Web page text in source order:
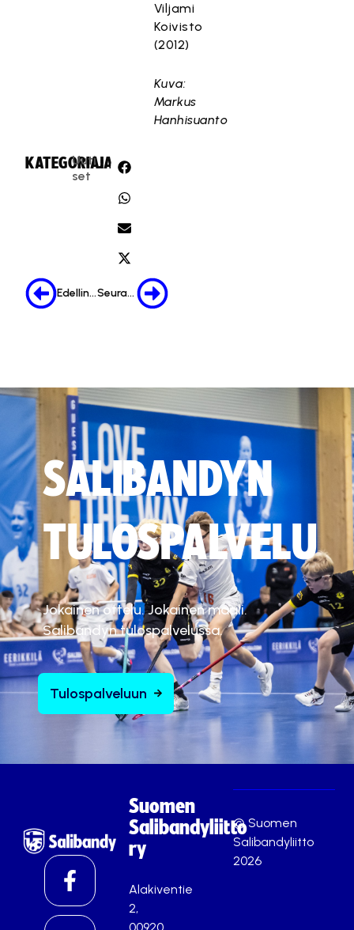
Viljami
Koivisto
(2012)
Kuva:
Markus
Hanhisuanto
KATEGORIA:
Uuti
set
JAA:
Edellinen Seuraava
SALIBANDYN
TULOSPALVELU
Jokainen ottelu. Jokainen maali.
Salibandyn tulospalvelussa.
Tulospalveluun
Suomen
Salibandyliitto
ry
Alakiventie
2,
00920
© Suomen
Salibandyliitto
2026